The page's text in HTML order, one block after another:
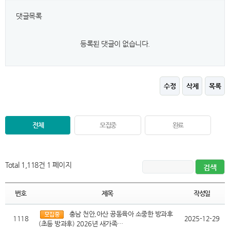
댓글목록
등록된 댓글이 없습니다.
수정 삭제 목록
전체 모집중 완료
Total 1,118건 1 페이지
번호 제목 작성일
1118
충남 천안,아산 공동육아 소중한 방과후
(초등 방과후) 2026년 새가족…
2025-12-29